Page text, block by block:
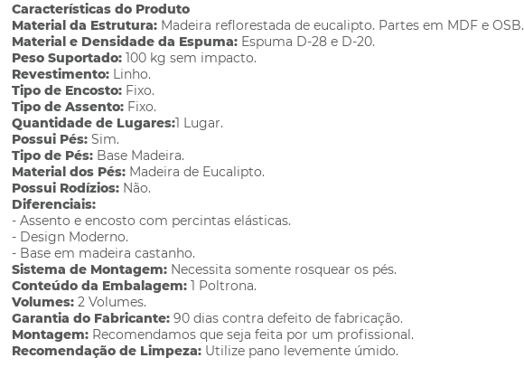
Características do Produto
Material da Estrutura: Madeira reflorestada de eucalipto. Partes em MDF e OSB.
Material e Densidade da Espuma: Espuma D-28 e D-20.
Peso Suportado:100 kg sem impacto.
Revestimento: Linho.
Tipo de Encosto: Fixo.
Tipo de Assento: Fixo.
Quantidade de Lugares:1 Lugar.
Possui Pés:Sim.
Tipo de Pés: Base Madeira.
Material dos Pés: Madeira de Eucalipto.
Possui Rodízios: Não.
Diferenciais:
- Assento e encosto com percintas elásticas.
- Design Moderno.
- Base em madeira castanho.
Sistema de Montagem: Necessita somente rosquear os pés.
Conteúdo da Embalagem:1 Poltrona.
Volumes:2 Volumes.
Garantia do Fabricante:90 dias contra defeito de fabricação.
Montagem: Recomendamos que seja feita por um profissional.
Recomendação de Limpeza: Utilize pano levemente úmido.